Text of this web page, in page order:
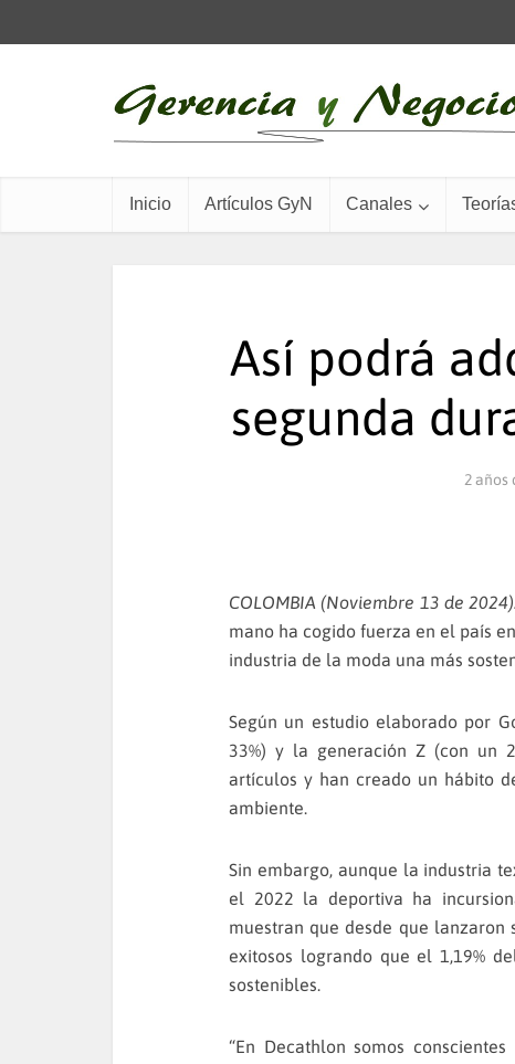
Inicio Artículos GyN Canales
Así podrá
segunda
2 años
COLOMBIA (Noviembre 13 de
mano ha cogido fuerza en el país
industria de la moda una más
Según un estudio elaborado por
33%) y la generación Z (con un
artículos y han creado un hábito
ambiente.
Sin embargo, aunque la industria
el 2022 la deportiva ha
muestran que desde que
exitosos logrando que el 1,19%
sostenibles.
“En Decathlon somos